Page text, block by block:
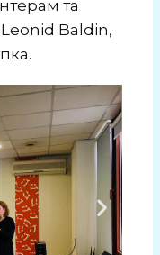
та
Leonid Baldin,